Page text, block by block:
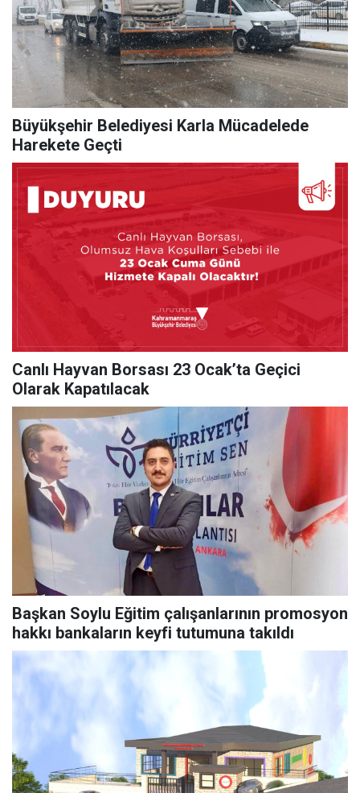
Büyükşehir Belediyesi Karla Mücadelede
Harekete Geçti
Canlı Hayvan Borsası 23 Ocak’ta Geçici
Olarak Kapatılacak
Başkan Soylu Eğitim çalışanlarının promosyon
hakkı bankaların keyfi tutumuna takıldı